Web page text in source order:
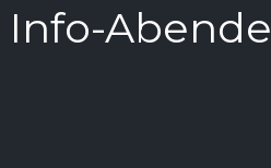
Abende